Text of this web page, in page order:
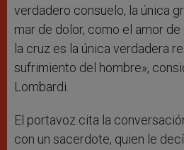
verdadero consuelo, la única
mar de dolor, como el amor
la cruz es la única verdadera
sufrimiento del hombre»,
Lombardi.
El portavoz cita la
con un sacerdote, quien le